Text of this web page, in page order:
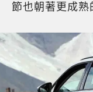
節也朝著更成熟